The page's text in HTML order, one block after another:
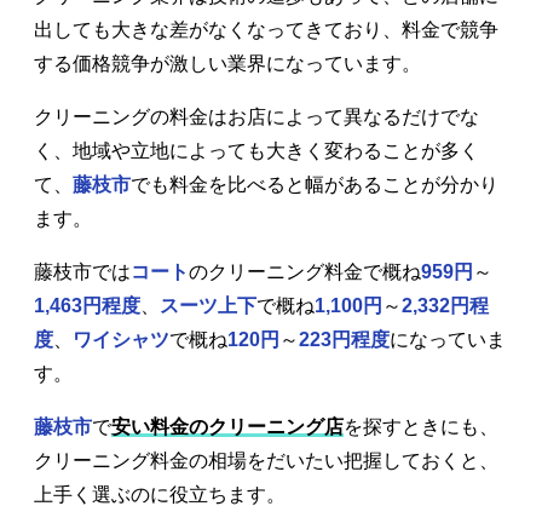
出しても大きな差がなくなってきており、料金で競争
する価格競争が激しい業界になっています。
クリーニングの料金はお店によって異なるだけでな
く、地域や立地によっても大きく変わることが多く
て、 藤枝市でも料金を比べると幅があることが分かり
ます。
藤枝市ではコートのクリーニング料金で概ね959円 ～
1,463円程度
スーツ上下で概ね1,100円 ～2,332円程
度
ワイシャツで概ね120円 ～223円程度になっていま
す。
藤枝市で安い料金のクリーニング店を探すときにも、
クリーニング料金の相場をだいたい把握しておくと、
上手く選ぶのに役立ちます。